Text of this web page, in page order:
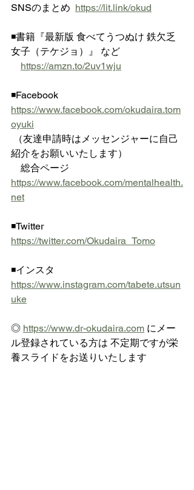
SNSのまとめ https://lit.link/okud
◾️書籍『最新版 食べてうつぬけ 鉄欠乏
女子（テケジョ）』 など
https://amzn.to/2uv1wju
◾️Facebook
https://www.facebook.com/okudaira.tom
oyuki
紹介をお願いいたします）
総合ページ
https://www.facebook.com/mentalhealth.
net
◾️Twitter
https://twitter.com/Okudaira_Tomo
◾️インスタ
https://www.instagram.com/tabete.utsun
uke
◎ https://www.dr-okudaira.com にメー
ル登録されている方は 不定期ですが栄
養スライドをお送りいたします